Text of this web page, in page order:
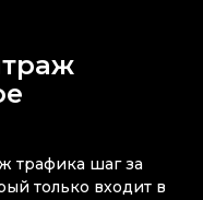
трафика шаг за
только входит в